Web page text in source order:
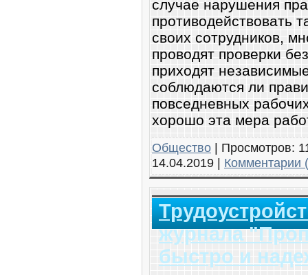
случае нарушения
противодействовать
своих сотрудников,
проводят проверки
приходят
соблюдаются ли
повседневных
хорошо эта мера
Общество | Просмотров:
14.04.2019 | Комментарии
журнала
быстро и